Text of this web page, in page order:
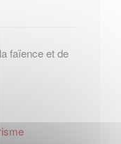
faïence et de